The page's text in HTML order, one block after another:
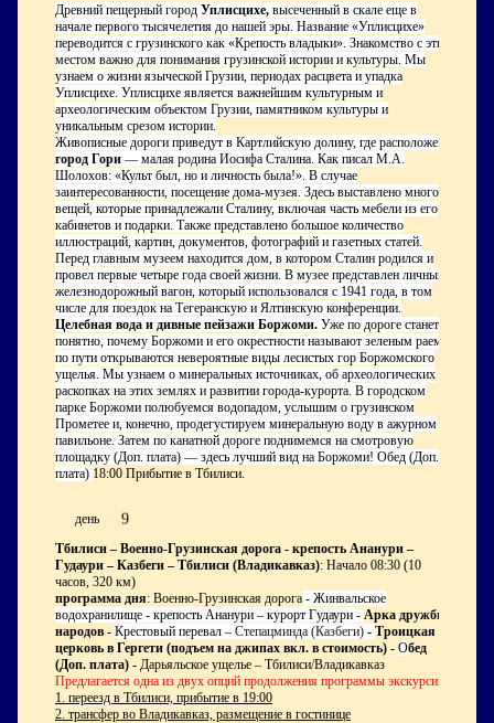
Древний пещерный город Уплисцихе, высеченный в скале еще в
начале первого тысячелетия до нашей эры. Название «Уплисцихе»
переводится с грузинского как «Крепость владыки». Знакомство с этим
местом важно для понимания грузинской истории и культуры. Мы
узнаем о жизни языческой Грузии, периодах расцвета и упадка
Уплисцихе. Уплисцихе является важнейшим культурным и
археологическим объектом Грузии, памятником культуры и
уникальным срезом истории.
Живописные дороги приведут в Картлийскую долину, где расположен
город Гори — малая родина Иосифа Сталина. Как писал М.А.
Шолохов: «Культ был, но и личность была!». В случае
заинтересованности, посещение дома-музея. Здесь выставлено много
вещей, которые принадлежали Сталину, включая часть мебели из его
кабинетов и подарки. Также представлено большое количество
иллюстраций, картин, документов, фотографий и газетных статей.
Перед главным музеем находится дом, в котором Сталин родился и
провел первые четыре года своей жизни. В музее представлен личный
железнодорожный вагон, который использовался с 1941 года, в том
числе для поездок на Тегеранскую и Ялтинскую конференции.
Целебная вода и дивные пейзажи Боржоми. Уже по дороге станет
понятно, почему Боржоми и его окрестности называют зеленым раем:
по пути открываются невероятные виды лесистых гор Боржомского
ущелья. Мы узнаем о минеральных источниках, об археологических
раскопках на этих землях и развитии города-курорта. В городском
парке Боржоми полюбуемся водопадом, услышим о грузинском
Прометее и, конечно, продегустируем минеральную воду в ажурном
павильоне. Затем по канатной дороге поднимемся на смотровую
площадку (Доп. плата) — здесь лучший вид на Боржоми! Обед (Доп.
плата) 18:00 Прибытие в Тбилиси.
день 9
Тбилиси – Военно-Грузинская дорога - крепость Ананури –
Гудаури – Казбеги – Тбилиси (Владикавказ): Начало 08:30 (10
часов, 320 км)
программа дня: Военно-Грузинская дорога - Жинвальское
водохранилище - крепость Ананури – курорт Гудаури - Арка дружбы
народов - Крестовый перевал – Степацминда (Казбеги) - Троицкая
церковь в Гергети (подъем на джипах вкл. в стоимость) - Обед
(Доп. плата) - Дарьяльское ущелье – Тбилиси/Владикавказ
Предлагается одна из двух опций продолжения программы экскурсии:
1. переезд в Тбилиси, прибытие в 19:00
2. трансфер во Владикавказ, размещение в гостинице